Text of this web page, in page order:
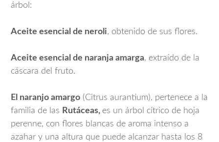
árbol:
Aceite esencial de neroli, obtenido de sus flores.
Aceite esencial de naranja amarga, extraído de la
cáscara del fruto.
El naranjo amargo (Citrus aurantium), pertenece a la
familia de las Rutáceas, es un árbol cítrico de hoja
perenne, con flores blancas de aroma intenso a
azahar y una altura que puede alcanzar hasta los 8